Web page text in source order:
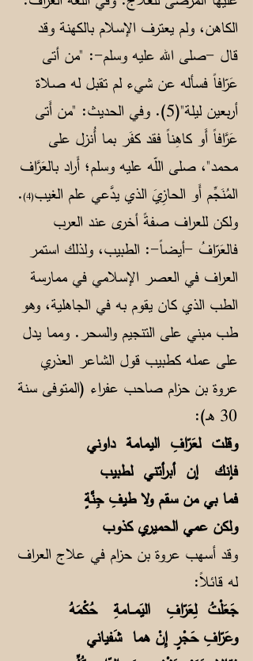
الكاهن، ولم يعترف الإسلام بالكهنة وقد
قال -صلى الله عليه وسلم-: "من أتى
عَرّافاً فسأله عن شيء لم تقبل له صلاة
أربعين ليلة"(5). وفي الحديث: "من أَتى
عَرَّافاً أَو كاهِناً فقد كفَر بما أُنزل على
محمد"، صلى اللّه عليه وسلم؛ أَراد بالعَرَّاف
المُنَجِّم أَو الحازِيَ الذي يدَّعي علم الغيب(4)
.
ولكن للعراف صفةً أخرى عند العرب
فالعَرّافُ -أيضاً-: الطبيب، ولذلك استمر
العراف في العصر الإسلامي في ممارسة
الطب الذي كان يقوم به في الجاهلية، وهو
طب مبني على التنجيم والسحر. ومما يدل
على عمله كطبيب قول الشاعر العذري
عروة بن حزام صاحب عفراء (المتوفى سنة
30 هـ):
وقلت لعَرّافِ اليمامة داوني
فإنك إن أبرأتني لطبيب
فما بي من سقم ولا طيفِ جِنَّةٍ
ولكن عمي الحميري كذوب
وقد أسهب عروة بن حزام في علاج العراف
له قائلاً:
جَعَلْتُ لِعَرّافِ اليَمــامةِ حُكْمَهُ
وعَرّافِ حَجْرٍ إِنْ هما شَفياني